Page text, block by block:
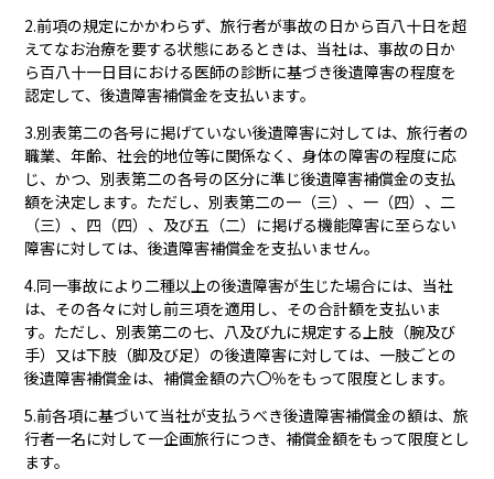
2.前項の規定にかかわらず、旅行者が事故の日から百八十日を超
えてなお治療を要する状態にあるときは、当社は、事故の日か
ら百八十一日目における医師の診断に基づき後遺障害の程度を
認定して、後遺障害補償金を支払います。
3.別表第二の各号に掲げていない後遺障害に対しては、旅行者の
職業、年齢、社会的地位等に関係なく、身体の障害の程度に応
じ、かつ、別表第二の各号の区分に準じ後遺障害補償金の支払
額を決定します。ただし、別表第二の一（三）、一（四）、二
（三）、四（四）、及び五（二）に掲げる機能障害に至らない
障害に対しては、後遺障害補償金を支払いません。
4.同一事故により二種以上の後遺障害が生じた場合には、当社
は、その各々に対し前三項を適用し、その合計額を支払いま
す。ただし、別表第二の七、八及び九に規定する上肢（腕及び
手）又は下肢（脚及び足）の後遺障害に対しては、一肢ごとの
後遺障害補償金は、補償金額の六〇％をもって限度とします。
5.前各項に基づいて当社が支払うべき後遺障害補償金の額は、旅
行者一名に対して一企画旅行につき、補償金額をもって限度とし
ます。